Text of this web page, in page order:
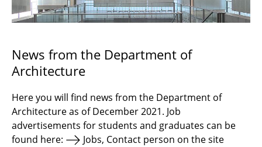
Bachelor Architecture+
Qualification profile
Semester Programme
Internationales
News from the Department of
Architecture
Here you will find news from the Department of
Architecture as of December 2021. Job
advertisements for students and graduates can be
found here:
Jobs, Contact person on the site